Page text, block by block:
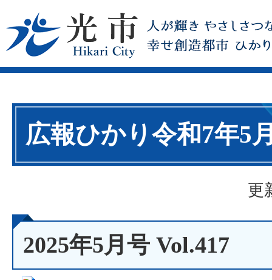
広報ひかり令和7年5
更
2025年5月号 Vol.417